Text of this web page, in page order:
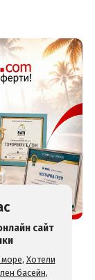
сайт
море, Хотели
басейн,